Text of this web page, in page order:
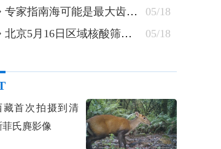
05/18
专家指南海可能是最大齿鲸抹香鲸重要繁育场
05/18
北京5月16日区域核酸筛查检出5管混采阳性
藏首次拍摄到清
菲氏麂影像